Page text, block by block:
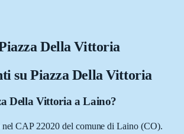
Della Vittoria
su Piazza Della Vittoria
Della Vittoria a Laino?
CAP 22020 del comune di Laino (CO).